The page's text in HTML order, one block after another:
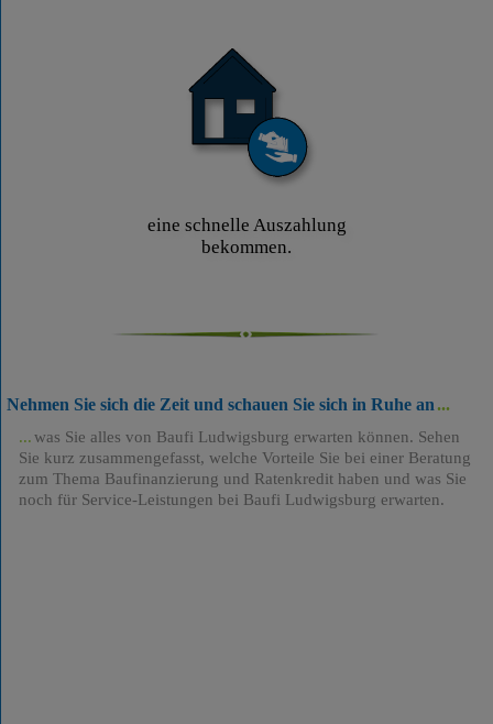
eine schnelle Auszahlung
bekommen.
Nehmen Sie sich die Zeit und schauen Sie sich in Ruhe an
was Sie alles von Baufi Ludwigsburg erwarten können. Sehen
Sie kurz zusammengefasst, welche Vorteile Sie bei einer Beratung
zum Thema Baufinanzierung und Ratenkredit haben und was Sie
noch für Service-Leistungen bei Baufi Ludwigsburg erwarten.